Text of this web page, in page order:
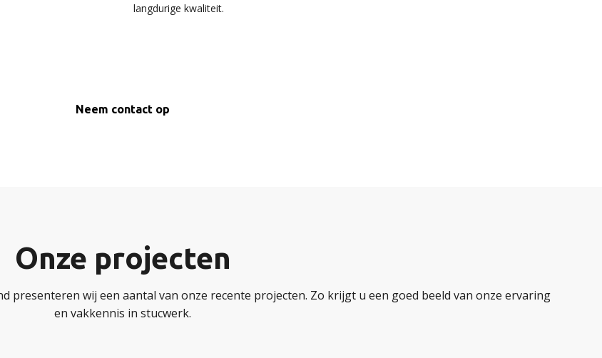
langdurige kwaliteit.
Neem contact op
Onze projecten
presenteren wij een aantal van onze recente projecten. Zo krijgt u een goed beeld van onze ervaring
en vakkennis in stucwerk.